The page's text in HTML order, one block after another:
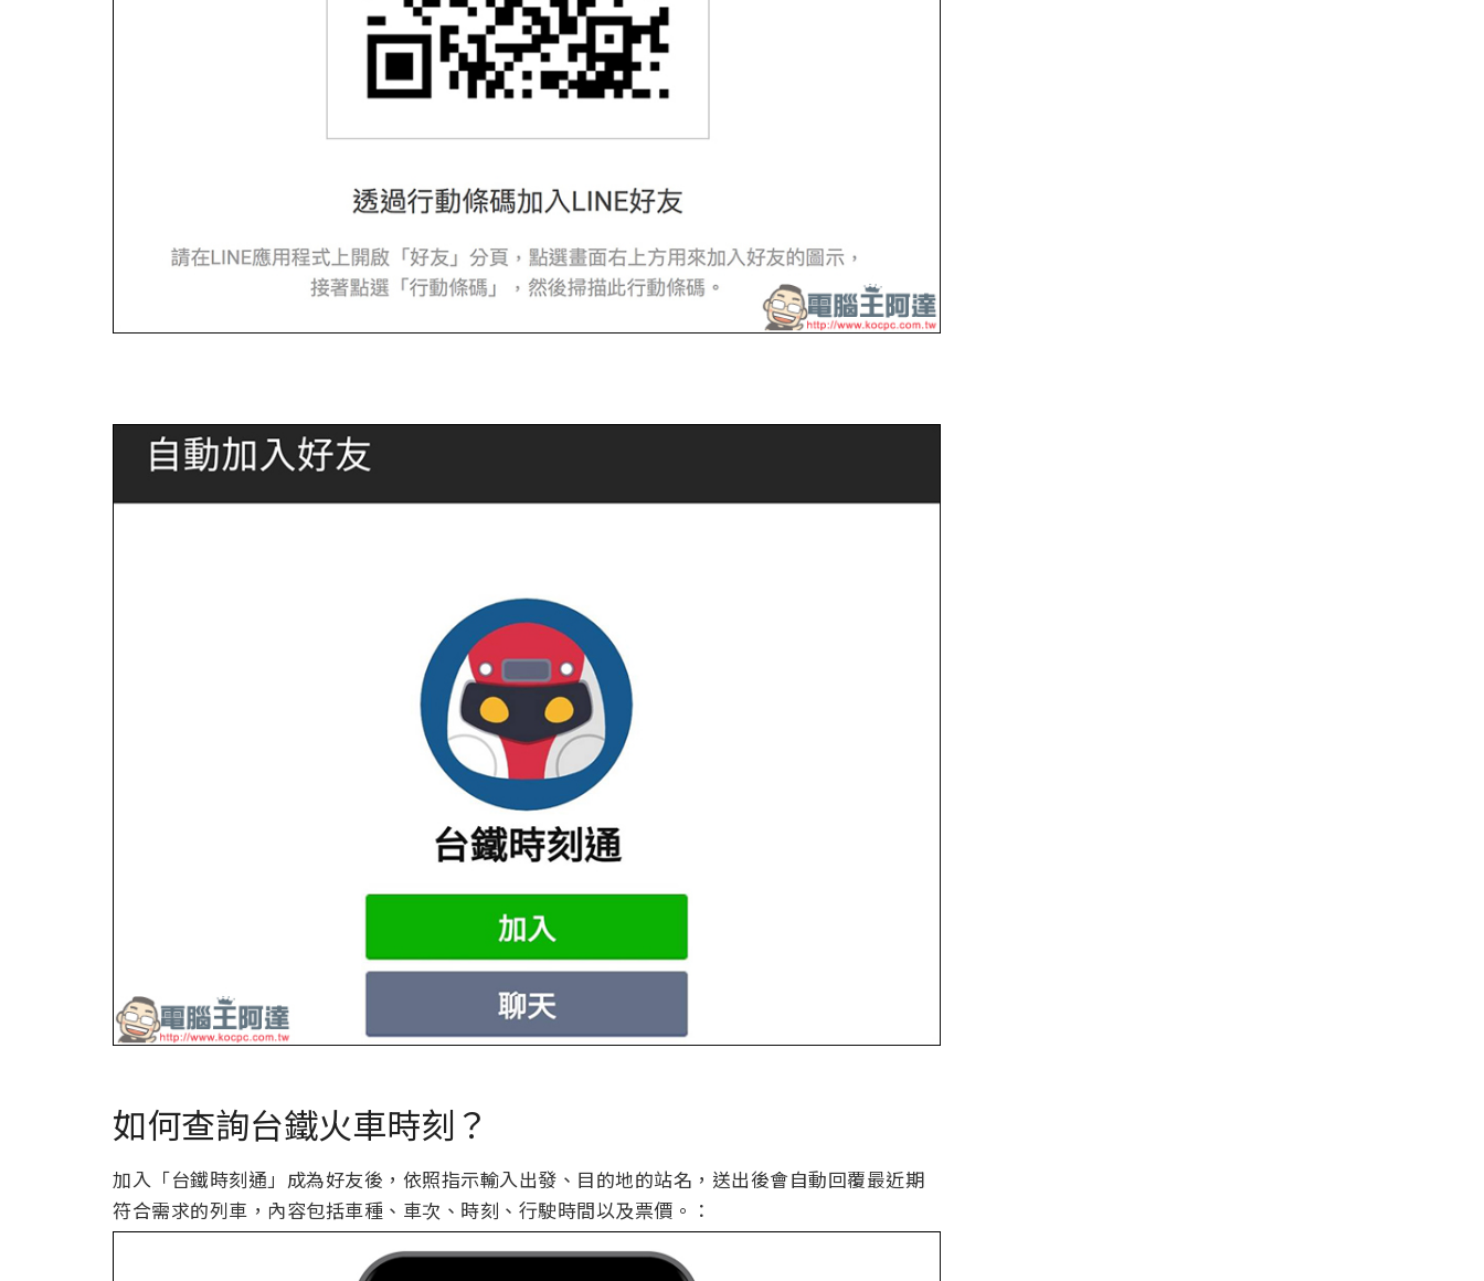
如何查詢台鐵火車時刻？
加入「台鐵時刻通」成為好友後，依照指示輸入出發、目的地的站名，送出後會自動回覆最近期
符合需求的列車，內容包括車種、車次、時刻、行駛時間以及票價。：